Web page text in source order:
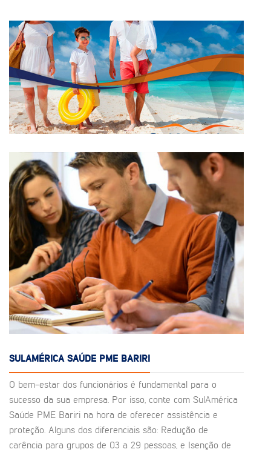
SULAMÉRICA SAÚDE PME BARIRI
O bem-estar dos funcionários é fundamental para o
sucesso da sua empresa. Por isso, conte com SulAmérica
Saúde PME Bariri na hora de oferecer assistência e
proteção. Alguns dos diferenciais são: Redução de
carência para grupos de 03 a 29 pessoas, e Isenção de